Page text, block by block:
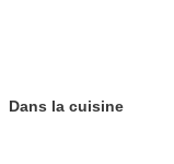
Dans la cuisine